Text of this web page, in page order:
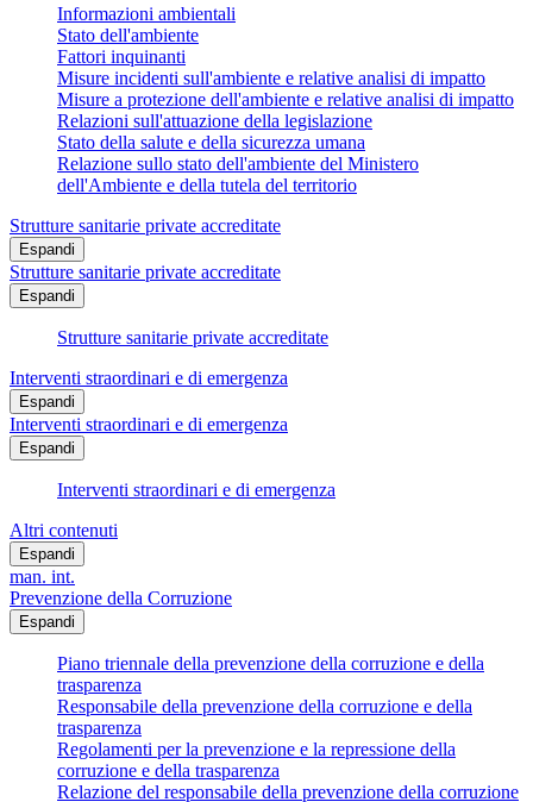
Informazioni ambientali
Stato dell'ambiente
Fattori inquinanti
Misure incidenti sull'ambiente e relative analisi di impatto
Misure a protezione dell'ambiente e relative analisi di impatto
Relazioni sull'attuazione della legislazione
Stato della salute e della sicurezza umana
Relazione sullo stato dell'ambiente del Ministero
dell'Ambiente e della tutela del territorio
Strutture sanitarie private accreditate
Espandi
Strutture sanitarie private accreditate
Espandi
Strutture sanitarie private accreditate
Interventi straordinari e di emergenza
Espandi
Interventi straordinari e di emergenza
Espandi
Interventi straordinari e di emergenza
Altri contenuti
Espandi
man. int.
Prevenzione della Corruzione
Espandi
Piano triennale della prevenzione della corruzione e della
trasparenza
Responsabile della prevenzione della corruzione e della
trasparenza
Regolamenti per la prevenzione e la repressione della
corruzione e della trasparenza
Relazione del responsabile della prevenzione della corruzione